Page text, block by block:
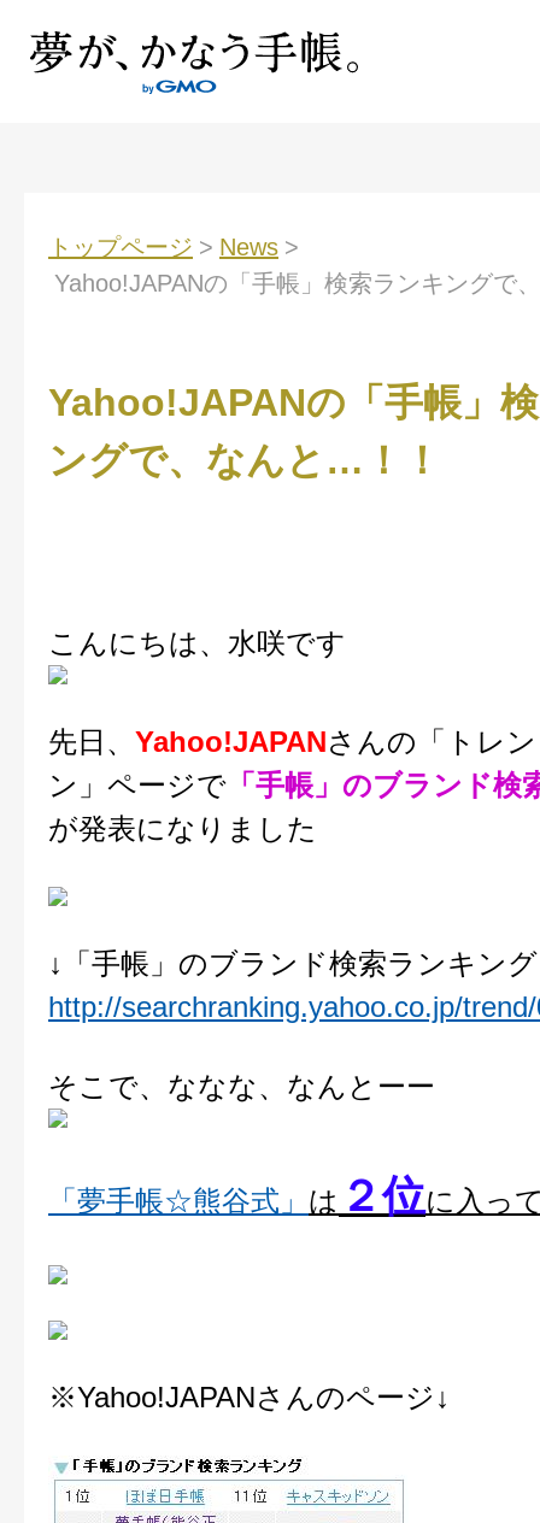
トップページ > News >
Yahoo!JAPANの「手帳」検索ランキングで
Yahoo!JAPANの「手帳」
ングで、なんと…！！
こんにちは、水咲です
先日、 Yahoo!JAPANさんの「トレ
ン」ページで 「手帳」のブランド検
が発表になりました
↓「手帳」のブランド検索ランキング
http://searchranking.yahoo.co.jp/trend/
そこで、ななな、なんとーー
「夢手帳☆熊谷式」 は ２位に入っ
※Yahoo!JAPANさんのページ↓